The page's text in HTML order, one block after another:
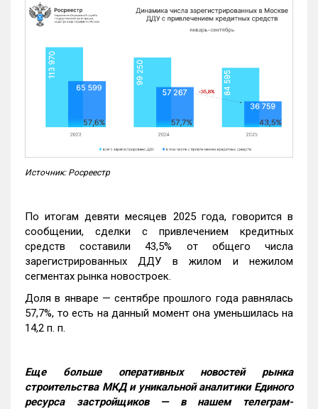
Источник: Росреестр
По итогам девяти месяцев 2025 года, говорится в
сообщении, сделки с привлечением кредитных
средств составили 43,5% от общего числа
зарегистрированных ДДУ в жилом и нежилом
сегментах рынка новостроек.
Доля в январе — сентябре прошлого года равнялась
57,7%, то есть на данный момент она уменьшилась на
14,2 п. п.
Еще больше оперативных новостей рынка
строительства МКД и уникальной аналитики Единого
ресурса застройщиков — в нашем телеграм-